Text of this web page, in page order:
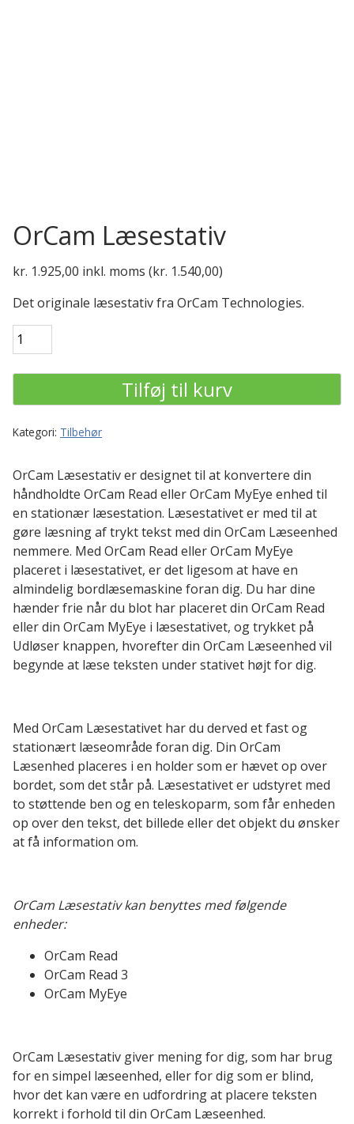
OrCam Læsestativ
kr. 1.925,00 inkl. moms (kr. 1.540,00)
Det originale læsestativ fra OrCam Technologies.
OrCam
Læsestativ
antal
Tilføj til kurv
Kategori: Tilbehør
OrCam Læsestativ er designet til at konvertere din
håndholdte OrCam Read eller OrCam MyEye enhed til
en stationær læsestation. Læsestativet er med til at
gøre læsning af trykt tekst med din OrCam Læseenhed
nemmere. Med OrCam Read eller OrCam MyEye
placeret i læsestativet, er det ligesom at have en
almindelig bordlæsemaskine foran dig. Du har dine
hænder frie når du blot har placeret din OrCam Read
eller din OrCam MyEye i læsestativet, og trykket på
Udløser knappen, hvorefter din OrCam Læseenhed vil
begynde at læse teksten under stativet højt for dig.
Med OrCam Læsestativet har du derved et fast og
stationært læseområde foran dig. Din OrCam
Læsenhed placeres i en holder som er hævet op over
bordet, som det står på. Læsestativet er udstyret med
to støttende ben og en teleskoparm, som får enheden
op over den tekst, det billede eller det objekt du ønsker
at få information om.
OrCam Læsestativ kan benyttes med følgende
enheder:
OrCam Read
OrCam Read 3
OrCam MyEye
OrCam Læsestativ giver mening for dig, som har brug
for en simpel læseenhed, eller for dig som er blind,
hvor det kan være en udfordring at placere teksten
korrekt i forhold til din OrCam Læseenhed.